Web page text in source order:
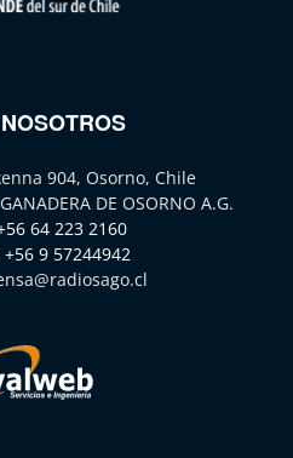
904, Osorno, Chile
DE OSORNO A.G.
64 223 2160
+56 9 57244942